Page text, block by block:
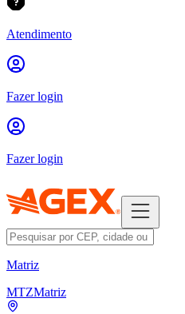
Atendimento
Fazer login
Fazer login
Matriz
MTZMatriz